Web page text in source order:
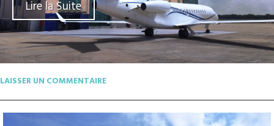
Lire la Suite
LAISSER UN COMMENTAIRE